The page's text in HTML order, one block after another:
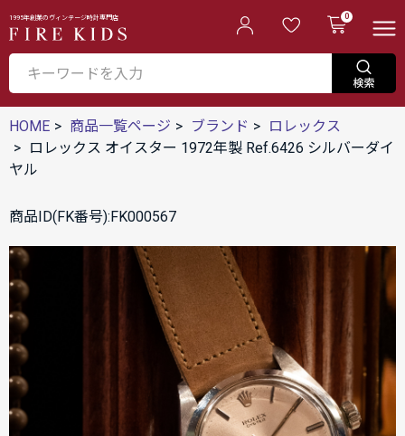
1995年創業のヴィンテージ時計専門店 0
HOME 商品一覧ページ ブランド
ロレックス
ロレックス オイスター 1972年製 Ref.6426 シルバーダイ
ヤル
商品ID(FK番号):FK000567